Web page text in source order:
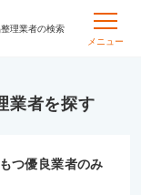
理業者の検索
メニュー
つ優良業者のみ